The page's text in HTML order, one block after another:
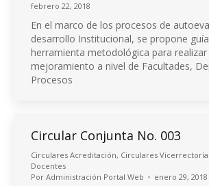
febrero 22, 2018
En el marco de los procesos de
desarrollo Institucional, se propone
herramienta metodológica para realizar
mejoramiento a nivel de Facultades,
Procesos
Circular Conjunta No. 003
Circulares Acreditación, Circulares
Docentes
Por Administración Portal Web enero 29, 2018